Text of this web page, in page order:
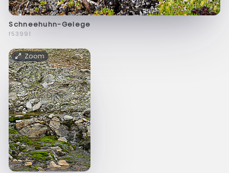
Schneehuhn-Gelege
f53991
Zoom